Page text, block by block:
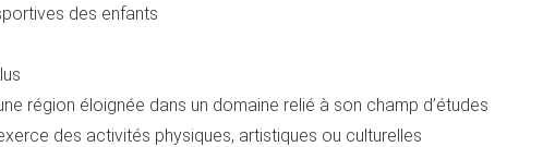
des enfants
région éloignée dans un domaine relié à son champ d’études
des activités physiques, artistiques ou culturelles